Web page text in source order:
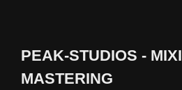
PEAK-STUDIOS -
MASTERING